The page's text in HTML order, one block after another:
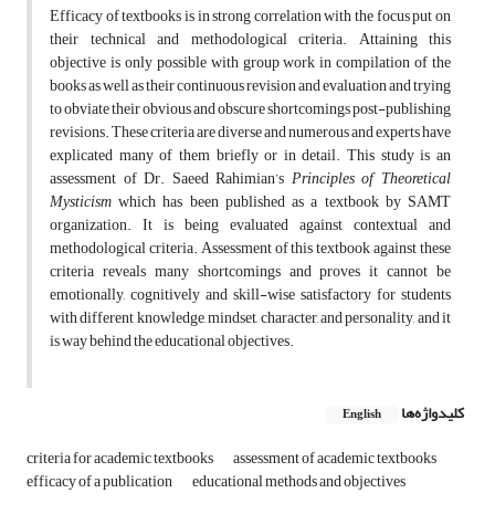
Efficacy of textbooks is in strong correlation with the focus put on
their technical and methodological criteria. Attaining this
objective is only possible with group work in compilation of the
books as well as their continuous revision and evaluation and trying
to obviate their obvious and obscure shortcomings post-publishing
revisions. These criteria are diverse and numerous and experts have
explicated many of them briefly or in detail. This study is an
assessment of Dr. Saeed Rahimian’s Principles of Theoretical
Mysticism which has been published as a textbook by SAMT
organization. It is being evaluated against contextual and
methodological criteria. Assessment of this textbook against these
criteria reveals many shortcomings and proves it cannot be
emotionally, cognitively and skill-wise satisfactory for students
with different knowledge, mindset, character, and personality, and it
is way behind the educational objectives.
کلیدواژه‌ها English
criteria for academic textbooks assessment of academic textbooks
efficacy of a publication educational methods and objectives